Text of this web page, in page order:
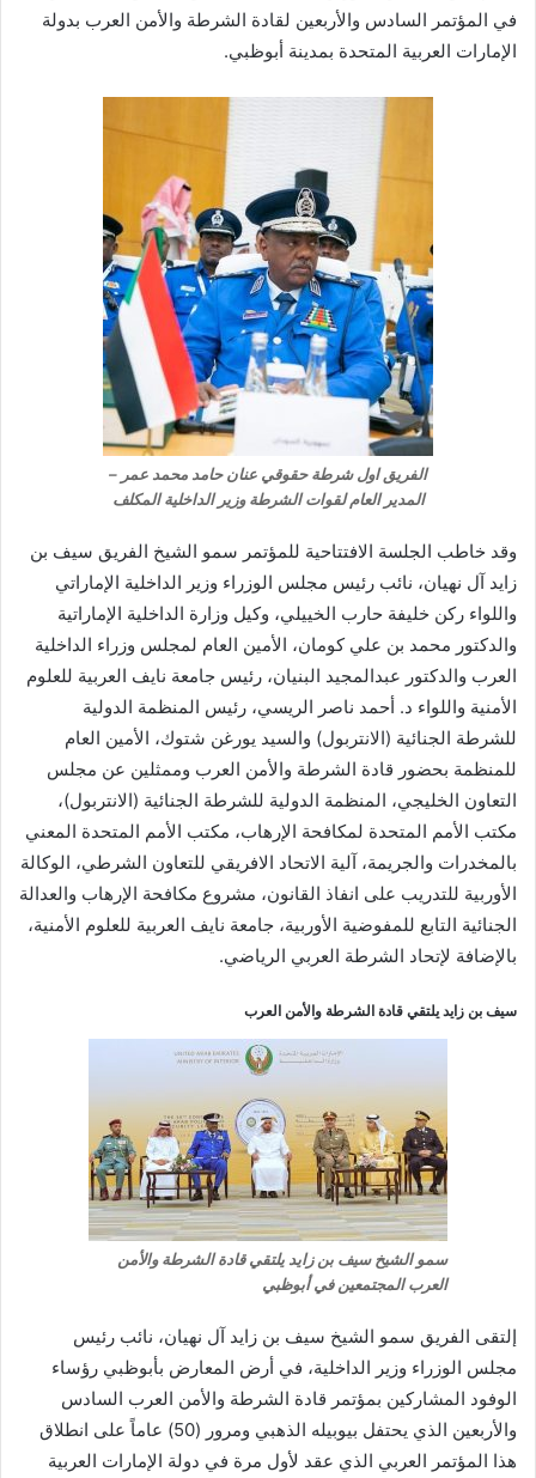
في المؤتمر السادس والأربعين لقادة الشرطة والأمن العرب بدولة
الإمارات العربية المتحدة بمدينة أبوظبي.
الفريق اول شرطة حقوقي عنان حامد محمد عمر –
المدير العام لقوات الشرطة وزير الداخلية المكلف
وقد خاطب الجلسة الافتتاحية للمؤتمر سمو الشيخ الفريق سيف بن
زايد آل نهيان، نائب رئيس مجلس الوزراء وزير الداخلية الإماراتي
واللواء ركن خليفة حارب الخييلي، وكيل وزارة الداخلية الإماراتية
والدكتور محمد بن علي كومان، الأمين العام لمجلس وزراء الداخلية
العرب والدكتور عبدالمجيد البنيان، رئيس جامعة نايف العربية للعلوم
الأمنية واللواء د. أحمد ناصر الريسي، رئيس المنظمة الدولية
للشرطة الجنائية (الانتربول) والسيد يورغن شتوك، الأمين العام
للمنظمة بحضور قادة الشرطة والأمن العرب وممثلين عن مجلس
التعاون الخليجي، المنظمة الدولية للشرطة الجنائیة (الانتربول)،
مكتب الأمم المتحدة لمكافحة الإرهاب، مكتب الأمم المتحدة المعني
بالمخدرات والجريمة، آلية الاتحاد الافريقي للتعاون الشرطي، الوكالة
الأوربية للتدريب على انفاذ القانون، مشروع مكافحة الإرهاب والعدالة
الجنائیة التابع للمفوضية الأوربية، جامعة نايف العربية للعلوم الأمنية،
بالإضافة لإتحاد الشرطة العربي الرياضي.
سيف بن زايد يلتقي قادة الشرطة والأمن العرب
سمو الشيخ سيف بن زايد يلتقي قادة الشرطة والأمن
العرب المجتمعين في أبوظبي
إلتقى الفريق سمو الشيخ سيف بن زايد آل نهيان، نائب رئيس
مجلس الوزراء وزير الداخلية، في أرض المعارض بأبوظبي رؤساء
الوفود المشاركين بمؤتمر قادة الشرطة والأمن العرب السادس
والأربعين الذي يحتفل بيوبيله الذهبي ومرور (50) عاماً على انطلاق
هذا المؤتمر العربي الذي عقد لأول مرة في دولة الإمارات العربية